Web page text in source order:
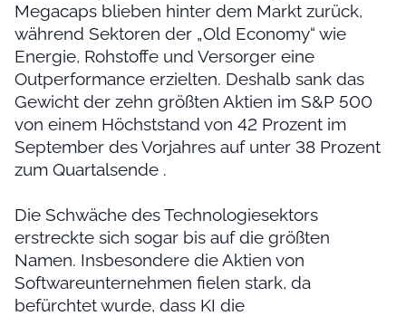
Megacaps blieben hinter dem Markt zurück,
während Sektoren der „Old Economy“ wie
Energie, Rohstoffe und Versorger eine
Outperformance erzielten. Deshalb sank das
Gewicht der zehn größten Aktien im S&P 500
von einem Höchststand von 42 Prozent im
September des Vorjahres auf unter 38 Prozent
zum Quartalsende .
Die Schwäche des Technologiesektors
erstreckte sich sogar bis auf die größten
Namen. Insbesondere die Aktien von
Softwareunternehmen fielen stark, da
befürchtet wurde, dass KI die